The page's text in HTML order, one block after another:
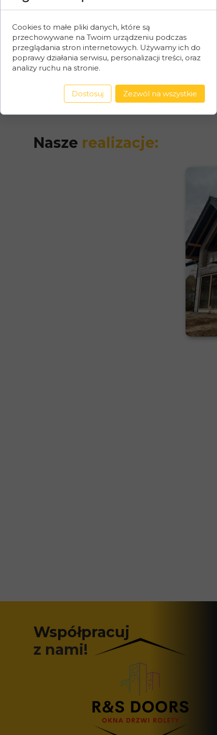
Elegancja i funkcjonalność w
twoim ogrodzie.
Nasze realizacje:
Współpracuj
z nami!
Cookies to małe pliki danych, które są
przechowywane na Twoim urządzeniu podczas
przeglądania stron internetowych. Używamy ich do
poprawy działania serwisu, personalizacji treści, oraz
analizy ruchu na stronie.
Dostosuj Zezwól na wszystkie